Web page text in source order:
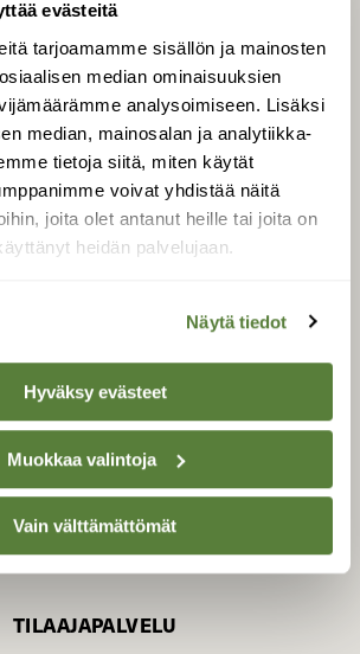
evästeitä
tarjoamamme sisällön ja mainosten
median ominaisuuksien
analysoimiseen. Lisäksi
median, mainosalan ja analytiikka-
tietoja siitä, miten käytät
voivat yhdistää näitä
joita olet antanut heille tai joita on
heidän palvelujaan.
Näytä tiedot
Hyväksy evästeet
Muokkaa valintoja
Vain välttämättömät
Tilaa digilukuoikeus
Äänestä parasta juttua
Tilaa uutiskirje
SUOMEN LUONNON­
SUOJELU­LIITTO
Suomen Luonto -lehden
luonnonsuojelu­liitto.
TILAAJAPALVELU